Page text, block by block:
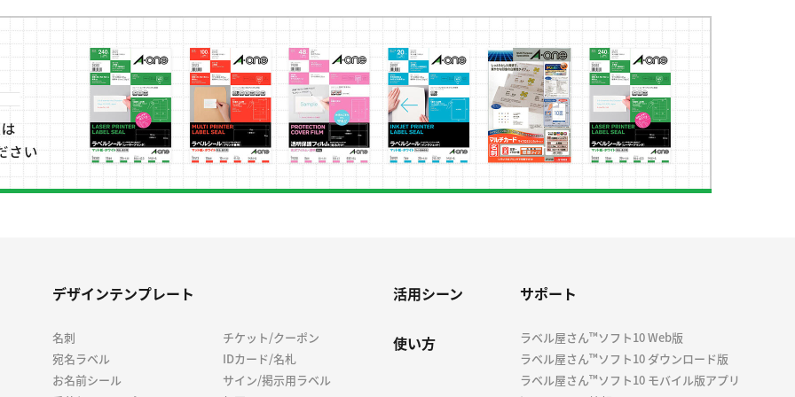
デザインテンプレート
名刺
チケット/クーポン
宛名ラベル
IDカード/名札
お名前シール
サイン/掲示用ラベル
活用シーン
使い方
サポート
ラベル屋さん™ソフト10 Web版
ラベル屋さん™ソフト10 ダウンロード版
ラベル屋さん™ソフト10 モバイル版アプリ